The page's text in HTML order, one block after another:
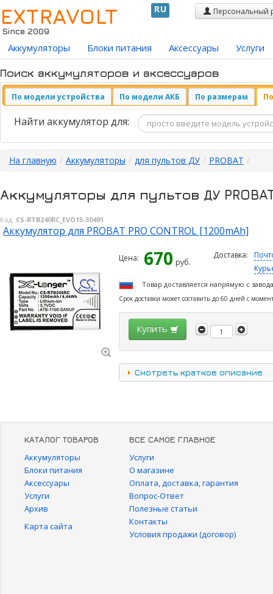
EXTRAVOLT
Since 2009
RU Персональный
Аккумуляторы Блоки питания Аксессуары Услуги
Поиск аккумуляторов и аксессуаров
По модели устройства По модели АКБ По размерам
Найти аккумулятор для:
На главную / Аккумуляторы / для пультов ДУ / PROBAT /
Аккумуляторы для пультов ДУ
Код: CS-RTB240RC_EVO15-30491
Аккумулятор для PROBAT PRO CONTROL [1200mAh]
Цена: 670 руб.
Доставка:
Товар доставляется напрямую с
Срок доставки может составить до 60 дней с
Купить
Смотреть краткое описание
КАТАЛОГ ТОВАРОВ
Аккумуляторы
Блоки питания
Аксессуары
Услуги
Архив
Карта сайта
ВСЕ САМОЕ ГЛАВНОЕ
Услуги
О магазине
Оплата, доставка, гарантия
Вопрос-Ответ
Полезные статьи
Контакты
Условия продажи (договор)